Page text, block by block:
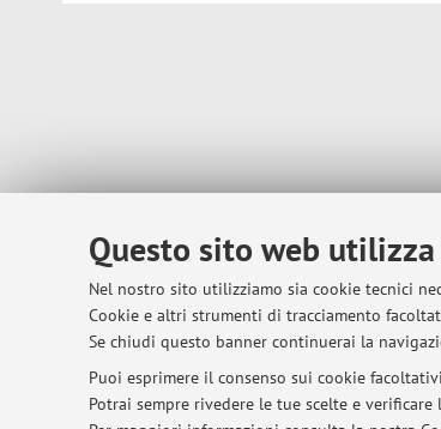
Questo sito web
Nel nostro sito utilizziamo sia cookie tecnici
Cookie e altri strumenti di tracciamento
Se chiudi questo banner continuerai la
Puoi esprimere il consenso sui cookie
Potrai sempre rivedere le tue scelte e